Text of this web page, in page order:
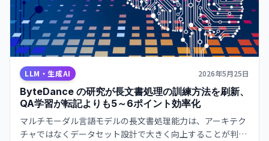
LLM・生成AI 2026年5月25日
ByteDance の研究が長文書処理の訓練方法を刷新、
QA学習が転記よりも5～6ポイント効率化
マルチモーダル言語モデルの長文書処理能力は、アーキテク
チャではなくデータセット設計で大きく向上することが判